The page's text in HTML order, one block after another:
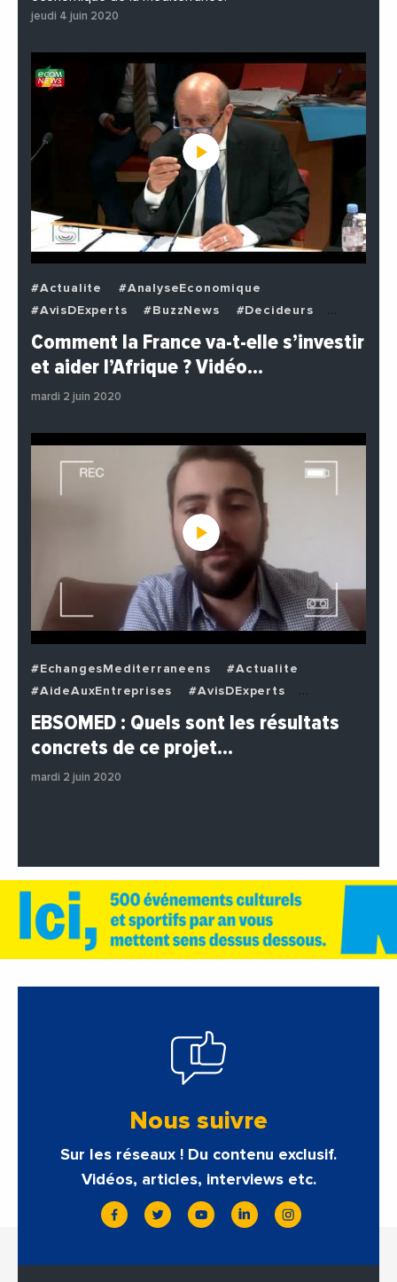
jeudi 4 juin 2020
#Actualite
#AnalyseEconomique
#AvisDExperts
#BuzzNews
#Decideurs
#EchangesMediterraneens
#Economie
#Politique
Comment la France va-t-elle s’investir
et aider l’Afrique ? Vidéo…
mardi 2 juin 2020
#EchangesMediterraneens
#Actualite
#AideAuxEntreprises
#AvisDExperts
#BuzzNews
#Decideurs
#Entreprises
#Institutions
EBSOMED : Quels sont les résultats
concrets de ce projet…
mardi 2 juin 2020
Nous suivre
Sur les réseaux ! Du contenu exclusif.
Vidéos, articles, interviews etc.